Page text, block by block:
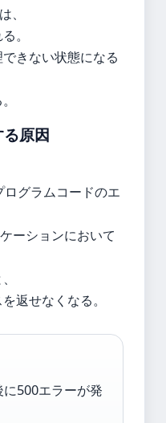
、
。
きない状態になる
原因
グラムコードのエ
ーションにおいて
返せなくなる。
500エラーが発